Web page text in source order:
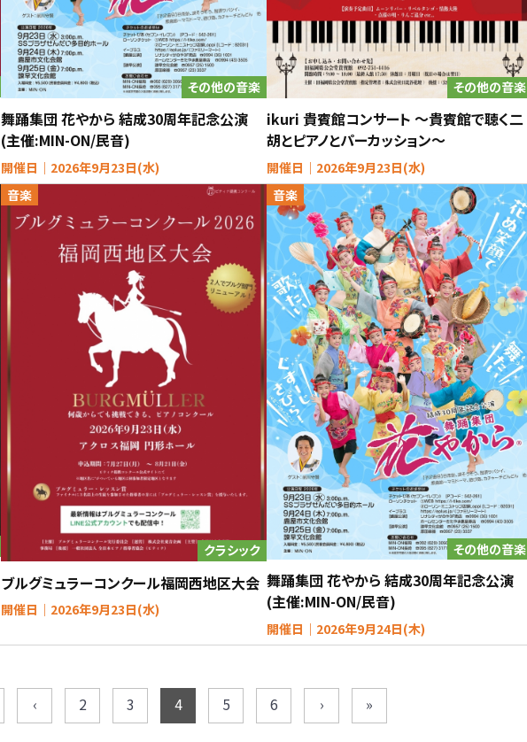
その他の音楽
舞踊集団 花やから 結成30周年記念公演
(主催:MIN-ON/民音)
開催日｜2026年9月23日(水)
その他の音楽
ikuri 貴賓館コンサート ～貴賓館で聴く二
胡とピアノとパーカッション～
開催日｜2026年9月23日(水)
音楽
クラシック
ブルグミュラーコンクール福岡西地区大会
開催日｜2026年9月23日(水)
音楽
その他の音楽
舞踊集団 花やから 結成30周年記念公演
(主催:MIN-ON/民音)
開催日｜2026年9月24日(木)
‹ 2 3 4 5 6 › »